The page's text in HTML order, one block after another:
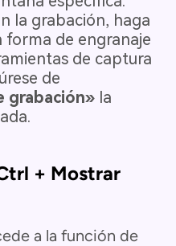
la grabación, haga
forma de engranaje
de captura
de
grabación» la
+ Mostrar
a la función de